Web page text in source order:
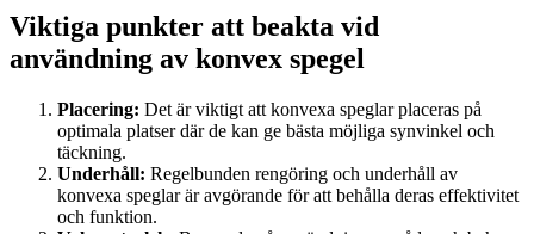
Viktiga punkter att beakta vid
användning av konvex spegel
Placering: Det är viktigt att konvexa speglar placeras på
optimala platser där de kan ge bästa möjliga synvinkel och
täckning.
Underhåll: Regelbunden rengöring och underhåll av
konvexa speglar är avgörande för att behålla deras effektivitet
och funktion.